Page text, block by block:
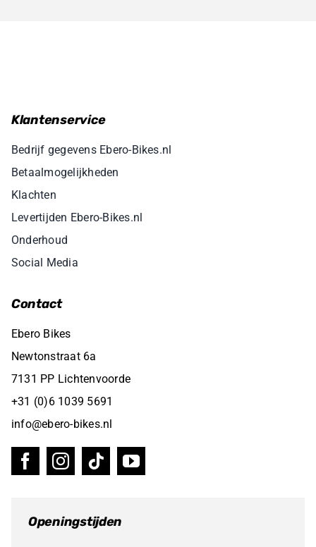
Klantenservice
Bedrijf gegevens Ebero-Bikes.nl
Betaalmogelijkheden
Klachten
Levertijden Ebero-Bikes.nl
Onderhoud
Social Media
Contact
Ebero Bikes
Newtonstraat 6a
7131 PP Lichtenvoorde
+31 (0)6 1039 5691
info@ebero-bikes.nl
Openingstijden